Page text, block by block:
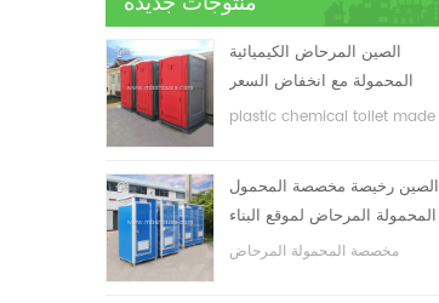
الصين المرحاض الكيميائية
المحمولة مع انخفاض السعر
plastic chemical toilet made
الصين رخيصة مخصصة المحمول
المحمولة المرحاض لموقع البناء
مخصصة المحمولة المرحاض